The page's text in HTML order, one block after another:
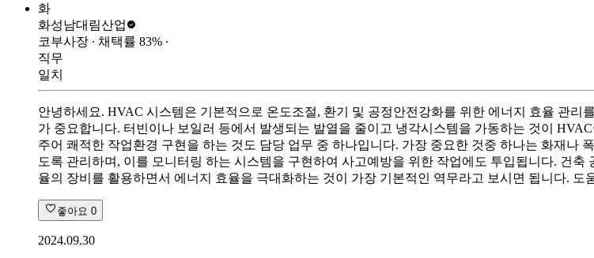
화
화성남대림산업
코부사장 ∙ 채택률 83% ∙
직무
일치
안녕하세요. HVAC 시스템은 기본적으로 온도조절, 환기 및 공정안전강화를 위한 에너지 효율 관
가 중요합니다. 터빈이나 보일러 등에서 발생되는 발열을 줄이고 냉각시스템을 가동하는 것이
주어 쾌적한 작업환경 구현을 하는 것도 담당 업무 중 하나입니다. 가장 중요한 것중 하나는 화재나
도록 관리하며, 이를 모니터링 하는 시스템을 구현하여 사고예방을 위한 작업에도 투입됩니다. 건
율의 장비를 활용하면서 에너지 효율을 극대화하는 것이 가장 기본적인 역무라고 보시면 됩니다. 도
좋아요 0
2024.09.30